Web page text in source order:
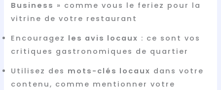
Business » comme vous le feriez pour la
vitrine de votre restaurant
Encouragez les avis locaux : ce sont vos
critiques gastronomiques de quartier
Utilisez des mots-clés locaux dans votre
contenu, comme mentionner votre